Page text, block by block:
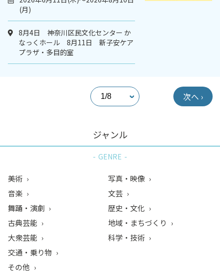
(月)
8月4日 神奈川区民文化センター か
なっくホール 8月11日 新子安ケア
プラザ・多目的室
次へ ›
ジャンル
GENRE
美術
音楽
舞踊・演劇
古典芸能
大衆芸能
写真・映像
文芸
歴史・文化
地域・まちづくり
科学・技術
交通・乗り物
その他